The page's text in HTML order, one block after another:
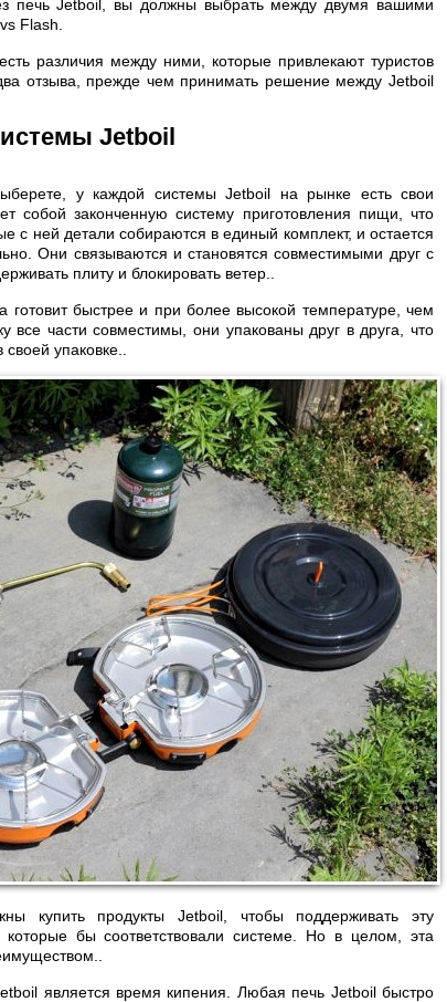
печь Jetboil, вы должны выбрать между двумя вашими
Flash.
различия между ними, которые привлекают туристов
отзыва, прежде чем принимать решение между Jetboil
Jetboil
у каждой системы Jetboil на рынке есть свои
собой законченную систему приготовления пищи, что
с ней детали собираются в единый комплект, и остается
Они связываются и становятся совместимыми друг с
плиту и блокировать ветер..
готовит быстрее и при более высокой температуре, чем
все части совместимы, они упакованы друг в друга, что
упаковке..
купить продукты Jetboil, чтобы поддерживать эту
бы соответствовали системе. Но в целом, эта
является время кипения. Любая печь Jetboil быстро